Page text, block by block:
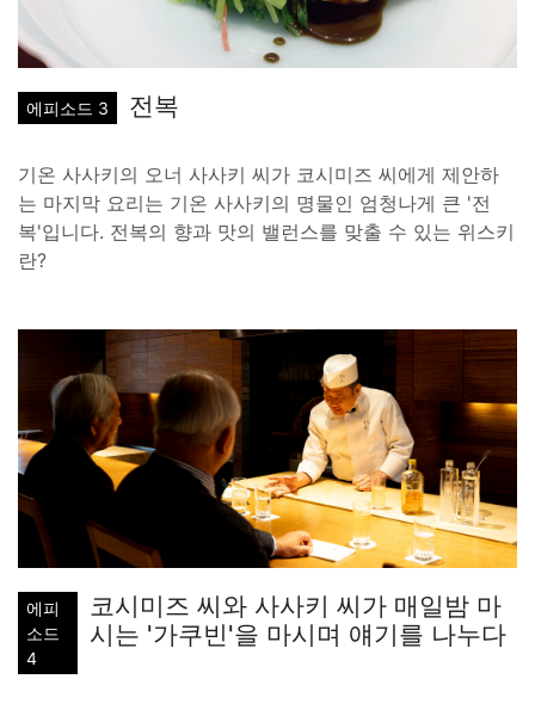
에피소드 3 전복
기온 사사키의 오너 사사키 씨가 코시미즈 씨에게 제안하
는 마지막 요리는 기온 사사키의 명물인 엄청나게 큰 '전
복'입니다. 전복의 향과 맛의 밸런스를 맞출 수 있는 위스키
란?
에피
소드
4
코시미즈 씨와 사사키 씨가 매일밤 마
시는 '가쿠빈'을 마시며 얘기를 나누다